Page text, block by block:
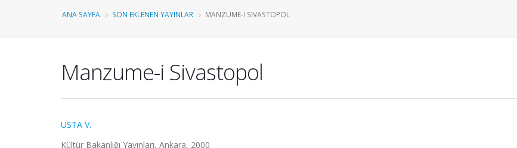
ANA SAYFA SON EKLENEN YAYINLAR MANZUME-I SIVASTOPOL
Manzume-i Sivastopol
USTA V.
Kültür Bakanlığı Yayınları, Ankara, 2000